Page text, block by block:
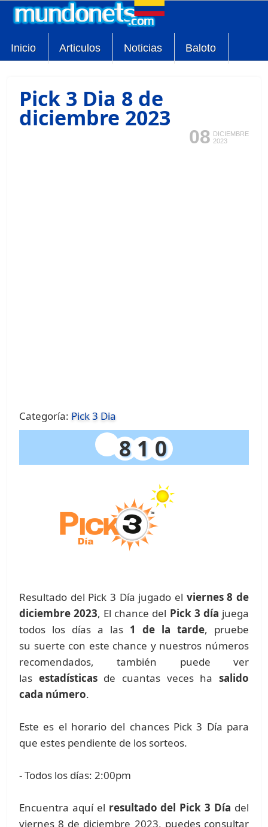
Inicio Articulos Noticias Baloto
Pick 3 Dia 8 de
diciembre 2023
08 DICIEMBRE
2023
Categoría: Pick 3 Dia
8 1 0
Resultado del Pick 3 Día jugado el viernes 8 de
diciembre 2023, El chance del Pick 3 día juega
todos los días a las 1 de la tarde, pruebe
su suerte con este chance y nuestros números
recomendados, también puede ver
las estadísticasde cuantas veces ha salido
cada número.
Este es el horario del chances Pick 3 Día para
que estes pendiente de los sorteos.
- Todos los días: 2:00pm
Encuentra aquí el resultado del Pick 3 Día del
viernes 8 de diciembre 2023, puedes consultar